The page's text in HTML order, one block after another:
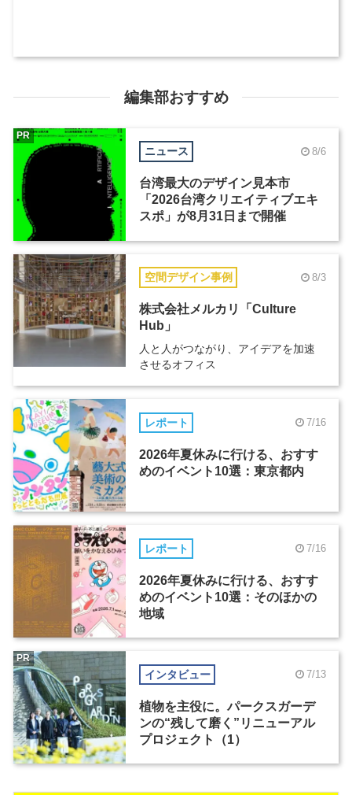
編集部おすすめ
ニュース 8/6
台湾最大のデザイン見本市
「2026台湾クリエイティブエキ
スポ」が8月31日まで開催
PR
空間デザイン事例 8/3
株式会社メルカリ「Culture
Hub」
人と人がつながり、アイデアを加速
させるオフィス
レポート 7/16
2026年夏休みに行ける、おすす
めのイベント10選：東京都内
レポート 7/16
2026年夏休みに行ける、おすす
めのイベント10選：そのほかの
地域
インタビュー 7/13
植物を主役に。パークスガーデ
ンの“残して磨く”リニューアル
プロジェクト（1）
PR